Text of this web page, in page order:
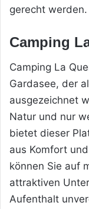
gerecht werden.
Camping
Camping La
Gardasee, der
ausgezeichnet
Natur und nur
bietet dieser
aus Komfort
können Sie auf
attraktiven
Aufenthalt